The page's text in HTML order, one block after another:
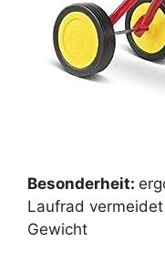
Besonderheit:
Laufrad
Gewicht